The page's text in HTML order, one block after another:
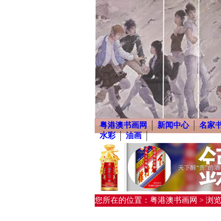
粤港澳书画网 新闻中心 名家
水彩
油画
您所在的位置：粤港澳书画网 > 浏